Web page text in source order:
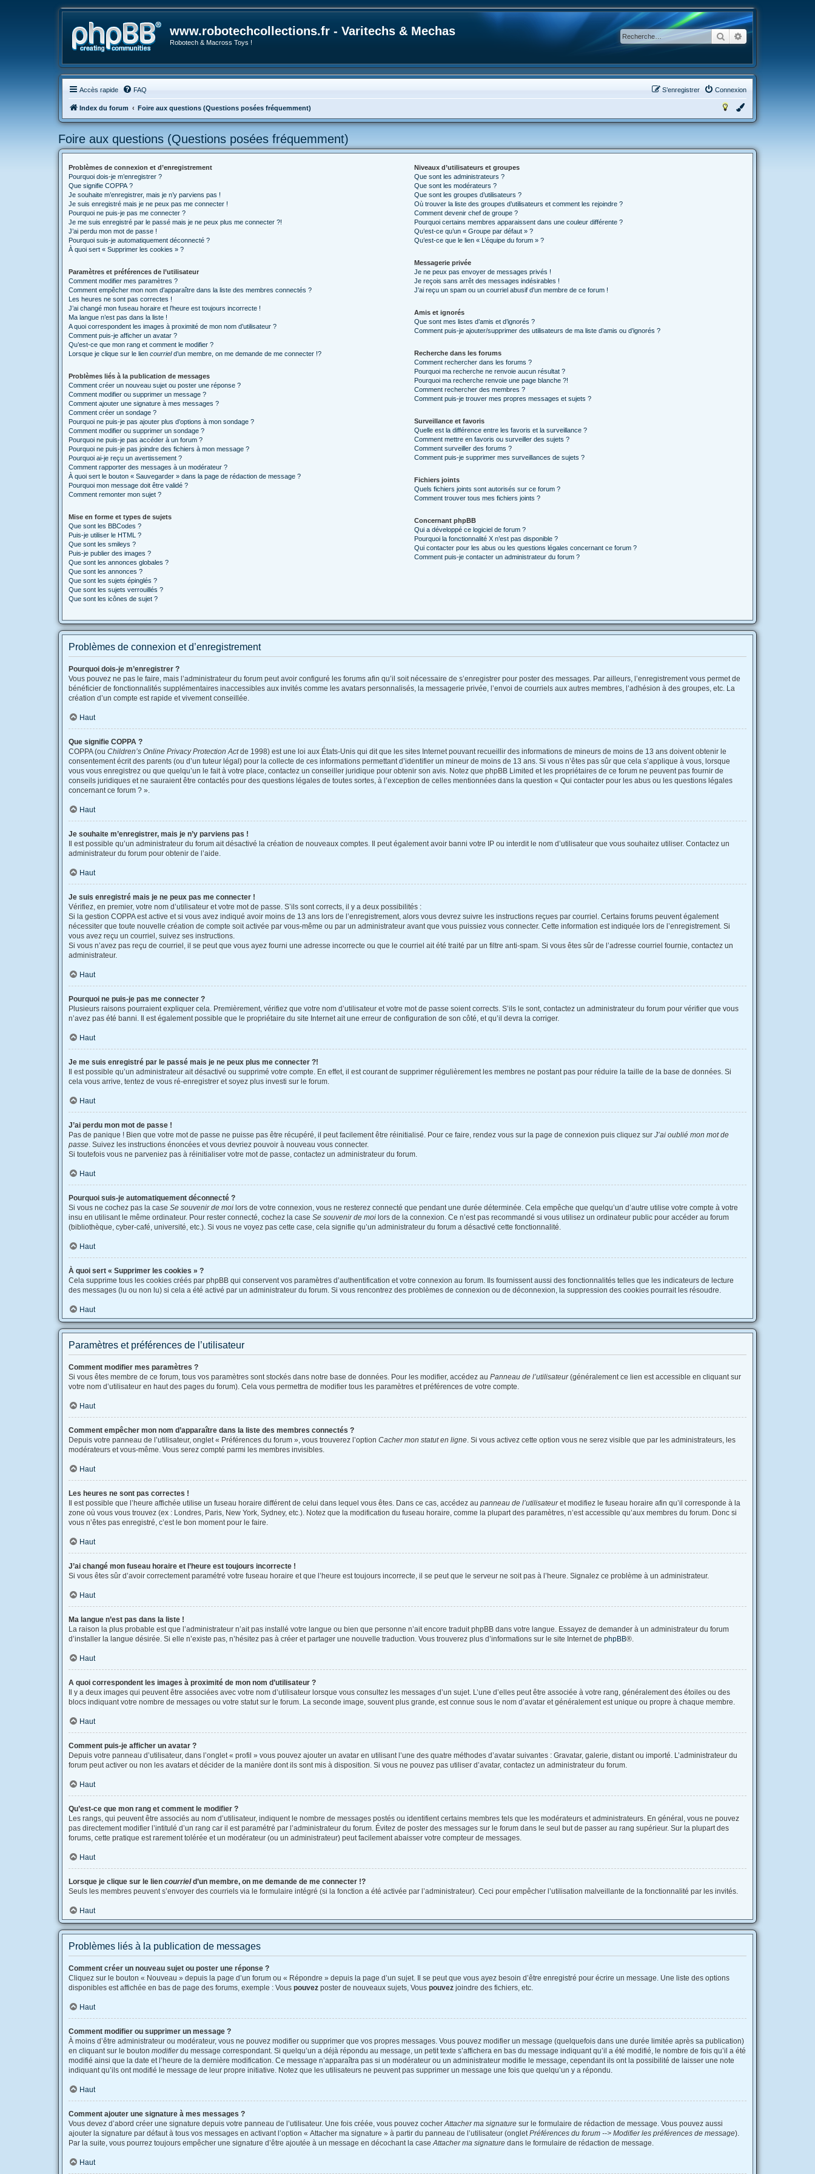
www.robotechcollections.fr - Varitechs & Mechas
Robotech & Macross Toys !
RechercherRecherche avancée
Accès rapide FAQ Connexion
S’enregistrer
Index du forum Foire aux questions (Questions posées fréquemment)
Foire aux questions (Questions posées fréquemment)
Problèmes de connexion et d’enregistrement
Pourquoi dois-je m’enregistrer ?
Que signifie COPPA ?
Je souhaite m’enregistrer, mais je n’y parviens pas !
Je suis enregistré mais je ne peux pas me connecter !
Pourquoi ne puis-je pas me connecter ?
Je me suis enregistré par le passé mais je ne peux plus me connecter ?!
J’ai perdu mon mot de passe !
Pourquoi suis-je automatiquement déconnecté ?
À quoi sert « Supprimer les cookies » ?
Paramètres et préférences de l’utilisateur
Comment modifier mes paramètres ?
Comment empêcher mon nom d’apparaître dans la liste des membres connectés ?
Les heures ne sont pas correctes !
J’ai changé mon fuseau horaire et l’heure est toujours incorrecte !
Ma langue n’est pas dans la liste !
A quoi correspondent les images à proximité de mon nom d’utilisateur ?
Comment puis-je afficher un avatar ?
Qu’est-ce que mon rang et comment le modifier ?
Lorsque je clique sur le lien courrield’un membre, on me demande de me connecter !?
Problèmes liés à la publication de messages
Comment créer un nouveau sujet ou poster une réponse ?
Comment modifier ou supprimer un message ?
Comment ajouter une signature à mes messages ?
Comment créer un sondage ?
Pourquoi ne puis-je pas ajouter plus d’options à mon sondage ?
Comment modifier ou supprimer un sondage ?
Pourquoi ne puis-je pas accéder à un forum ?
Pourquoi ne puis-je pas joindre des fichiers à mon message ?
Pourquoi ai-je reçu un avertissement ?
Comment rapporter des messages à un modérateur ?
À quoi sert le bouton « Sauvegarder » dans la page de rédaction de message ?
Pourquoi mon message doit être validé ?
Comment remonter mon sujet ?
Mise en forme et types de sujets
Que sont les BBCodes ?
Puis-je utiliser le HTML ?
Que sont les smileys ?
Puis-je publier des images ?
Que sont les annonces globales ?
Que sont les annonces ?
Que sont les sujets épinglés ?
Que sont les sujets verrouillés ?
Que sont les icônes de sujet ?
Niveaux d’utilisateurs et groupes
Que sont les administrateurs ?
Que sont les modérateurs ?
Que sont les groupes d’utilisateurs ?
Où trouver la liste des groupes d’utilisateurs et comment les rejoindre ?
Comment devenir chef de groupe ?
Pourquoi certains membres apparaissent dans une couleur différente ?
Qu’est-ce qu’un « Groupe par défaut » ?
Qu’est-ce que le lien « L’équipe du forum » ?
Messagerie privée
Je ne peux pas envoyer de messages privés !
Je reçois sans arrêt des messages indésirables !
J’ai reçu un spam ou un courriel abusif d’un membre de ce forum !
Amis et ignorés
Que sont mes listes d’amis et d’ignorés ?
Comment puis-je ajouter/supprimer des utilisateurs de ma liste d’amis ou d’ignorés ?
Recherche dans les forums
Comment rechercher dans les forums ?
Pourquoi ma recherche ne renvoie aucun résultat ?
Pourquoi ma recherche renvoie une page blanche ?!
Comment rechercher des membres ?
Comment puis-je trouver mes propres messages et sujets ?
Surveillance et favoris
Quelle est la différence entre les favoris et la surveillance ?
Comment mettre en favoris ou surveiller des sujets ?
Comment surveiller des forums ?
Comment puis-je supprimer mes surveillances de sujets ?
Fichiers joints
Quels fichiers joints sont autorisés sur ce forum ?
Comment trouver tous mes fichiers joints ?
Concernant phpBB
Qui a développé ce logiciel de forum ?
Pourquoi la fonctionnalité X n’est pas disponible ?
Qui contacter pour les abus ou les questions légales concernant ce forum ?
Comment puis-je contacter un administrateur du forum ?
Problèmes de connexion et d’enregistrement
Pourquoi dois-je m’enregistrer ?
Vous pouvez ne pas le faire, mais l’administrateur du forum peut avoir configuré les forums afin qu’il soit nécessaire de s’enregistrer pour poster des messages. Par ailleurs, l’enregistrement vous permet de
bénéficier de fonctionnalités supplémentaires inaccessibles aux invités comme les avatars personnalisés, la messagerie privée, l’envoi de courriels aux autres membres, l’adhésion à des groupes, etc. La
création d’un compte est rapide et vivement conseillée.
Haut
Que signifie COPPA ?
COPPA (ou Children’s Online Privacy Protection Actde 1998) est une loi aux États-Unis qui dit que les sites Internet pouvant recueillir des informations de mineurs de moins de 13 ans doivent obtenir le
consentement écrit des parents (ou d’un tuteur légal) pour la collecte de ces informations permettant d’identifier un mineur de moins de 13 ans. Si vous n’êtes pas sûr que cela s’applique à vous, lorsque
vous vous enregistrez ou que quelqu’un le fait à votre place, contactez un conseiller juridique pour obtenir son avis. Notez que phpBB Limited et les propriétaires de ce forum ne peuvent pas fournir de
conseils juridiques et ne sauraient être contactés pour des questions légales de toutes sortes, à l’exception de celles mentionnées dans la question « Qui contacter pour les abus ou les questions légales
concernant ce forum ? ».
Haut
Je souhaite m’enregistrer, mais je n’y parviens pas !
Il est possible qu’un administrateur du forum ait désactivé la création de nouveaux comptes. Il peut également avoir banni votre IP ou interdit le nom d’utilisateur que vous souhaitez utiliser. Contactez un
administrateur du forum pour obtenir de l’aide.
Haut
Je suis enregistré mais je ne peux pas me connecter !
Vérifiez, en premier, votre nom d’utilisateur et votre mot de passe. S’ils sont corrects, il y a deux possibilités :
Si la gestion COPPA est active et si vous avez indiqué avoir moins de 13 ans lors de l’enregistrement, alors vous devrez suivre les instructions reçues par courriel. Certains forums peuvent également
nécessiter que toute nouvelle création de compte soit activée par vous-même ou par un administrateur avant que vous puissiez vous connecter. Cette information est indiquée lors de l’enregistrement. Si
vous avez reçu un courriel, suivez ses instructions.
Si vous n’avez pas reçu de courriel, il se peut que vous ayez fourni une adresse incorrecte ou que le courriel ait été traité par un filtre anti-spam. Si vous êtes sûr de l’adresse courriel fournie, contactez un
administrateur.
Haut
Pourquoi ne puis-je pas me connecter ?
Plusieurs raisons pourraient expliquer cela. Premièrement, vérifiez que votre nom d’utilisateur et votre mot de passe soient corrects. S’ils le sont, contactez un administrateur du forum pour vérifier que vous
n’avez pas été banni. Il est également possible que le propriétaire du site Internet ait une erreur de configuration de son côté, et qu’il devra la corriger.
Haut
Je me suis enregistré par le passé mais je ne peux plus me connecter ?!
Il est possible qu’un administrateur ait désactivé ou supprimé votre compte. En effet, il est courant de supprimer régulièrement les membres ne postant pas pour réduire la taille de la base de données. Si
cela vous arrive, tentez de vous ré-enregistrer et soyez plus investi sur le forum.
Haut
J’ai perdu mon mot de passe !
Pas de panique ! Bien que votre mot de passe ne puisse pas être récupéré, il peut facilement être réinitialisé. Pour ce faire, rendez vous sur la page de connexion puis cliquez sur J’ai oublié mon mot de
passe. Suivez les instructions énoncées et vous devriez pouvoir à nouveau vous connecter.
Si toutefois vous ne parveniez pas à réinitialiser votre mot de passe, contactez un administrateur du forum.
Haut
Pourquoi suis-je automatiquement déconnecté ?
Si vous ne cochez pas la case Se souvenir de moi lors de votre connexion, vous ne resterez connecté que pendant une durée déterminée. Cela empêche que quelqu’un d’autre utilise votre compte à votre
insu en utilisant le même ordinateur. Pour rester connecté, cochez la case Se souvenir de moi lors de la connexion. Ce n’est pas recommandé si vous utilisez un ordinateur public pour accéder au forum
(bibliothèque, cyber-café, université, etc.). Si vous ne voyez pas cette case, cela signifie qu’un administrateur du forum a désactivé cette fonctionnalité.
Haut
À quoi sert « Supprimer les cookies » ?
Cela supprime tous les cookies créés par phpBB qui conservent vos paramètres d’authentification et votre connexion au forum. Ils fournissent aussi des fonctionnalités telles que les indicateurs de lecture
des messages (lu ou non lu) si cela a été activé par un administrateur du forum. Si vous rencontrez des problèmes de connexion ou de déconnexion, la suppression des cookies pourrait les résoudre.
Haut
Paramètres et préférences de l’utilisateur
Comment modifier mes paramètres ?
Si vous êtes membre de ce forum, tous vos paramètres sont stockés dans notre base de données. Pour les modifier, accédez au Panneau de l’utilisateur(généralement ce lien est accessible en cliquant sur
votre nom d’utilisateur en haut des pages du forum). Cela vous permettra de modifier tous les paramètres et préférences de votre compte.
Haut
Comment empêcher mon nom d’apparaître dans la liste des membres connectés ?
Depuis votre panneau de l’utilisateur, onglet « Préférences du forum », vous trouverez l’option Cacher mon statut en ligne. Si vous activez cette option vous ne serez visible que par les administrateurs, les
modérateurs et vous-même. Vous serez compté parmi les membres invisibles.
Haut
Les heures ne sont pas correctes !
Il est possible que l’heure affichée utilise un fuseau horaire différent de celui dans lequel vous êtes. Dans ce cas, accédez au panneau de l’utilisateuret modifiez le fuseau horaire afin qu’il corresponde à la
zone où vous vous trouvez (ex : Londres, Paris, New York, Sydney, etc.). Notez que la modification du fuseau horaire, comme la plupart des paramètres, n’est accessible qu’aux membres du forum. Donc si
vous n’êtes pas enregistré, c’est le bon moment pour le faire.
Haut
J’ai changé mon fuseau horaire et l’heure est toujours incorrecte !
Si vous êtes sûr d’avoir correctement paramétré votre fuseau horaire et que l’heure est toujours incorrecte, il se peut que le serveur ne soit pas à l’heure. Signalez ce problème à un administrateur.
Haut
Ma langue n’est pas dans la liste !
La raison la plus probable est que l’administrateur n’ait pas installé votre langue ou bien que personne n’ait encore traduit phpBB dans votre langue. Essayez de demander à un administrateur du forum
d’installer la langue désirée. Si elle n’existe pas, n’hésitez pas à créer et partager une nouvelle traduction. Vous trouverez plus d’informations sur le site Internet de phpBB®.
Haut
A quoi correspondent les images à proximité de mon nom d’utilisateur ?
Il y a deux images qui peuvent être associées avec votre nom d’utilisateur lorsque vous consultez les messages d’un sujet. L’une d’elles peut être associée à votre rang, généralement des étoiles ou des
blocs indiquant votre nombre de messages ou votre statut sur le forum. La seconde image, souvent plus grande, est connue sous le nom d’avatar et généralement est unique ou propre à chaque membre.
Haut
Comment puis-je afficher un avatar ?
Depuis votre panneau d’utilisateur, dans l’onglet « profil » vous pouvez ajouter un avatar en utilisant l’une des quatre méthodes d’avatar suivantes : Gravatar, galerie, distant ou importé. L’administrateur du
forum peut activer ou non les avatars et décider de la manière dont ils sont mis à disposition. Si vous ne pouvez pas utiliser d’avatar, contactez un administrateur du forum.
Haut
Qu’est-ce que mon rang et comment le modifier ?
Les rangs, qui peuvent être associés au nom d’utilisateur, indiquent le nombre de messages postés ou identifient certains membres tels que les modérateurs et administrateurs. En général, vous ne pouvez
pas directement modifier l’intitulé d’un rang car il est paramétré par l’administrateur du forum. Évitez de poster des messages sur le forum dans le seul but de passer au rang supérieur. Sur la plupart des
forums, cette pratique est rarement tolérée et un modérateur (ou un administrateur) peut facilement abaisser votre compteur de messages.
Haut
Lorsque je clique sur le lien courrield’un membre, on me demande de me connecter !?
Seuls les membres peuvent s’envoyer des courriels via le formulaire intégré (si la fonction a été activée par l’administrateur). Ceci pour empêcher l’utilisation malveillante de la fonctionnalité par les invités.
Haut
Problèmes liés à la publication de messages
Comment créer un nouveau sujet ou poster une réponse ?
Cliquez sur le bouton « Nouveau » depuis la page d’un forum ou « Répondre » depuis la page d’un sujet. Il se peut que vous ayez besoin d’être enregistré pour écrire un message. Une liste des options
disponibles est affichée en bas de page des forums, exemple : Vous pouvez poster de nouveaux sujets, Vous pouvez joindre des fichiers, etc.
Haut
Comment modifier ou supprimer un message ?
À moins d’être administrateur ou modérateur, vous ne pouvez modifier ou supprimer que vos propres messages. Vous pouvez modifier un message (quelquefois dans une durée limitée après sa publication)
en cliquant sur le bouton modifierdu message correspondant. Si quelqu’un a déjà répondu au message, un petit texte s’affichera en bas du message indiquant qu’il a été modifié, le nombre de fois qu’il a été
modifié ainsi que la date et l’heure de la dernière modification. Ce message n’apparaîtra pas si un modérateur ou un administrateur modifie le message, cependant ils ont la possibilité de laisser une note
indiquant qu’ils ont modifié le message de leur propre initiative. Notez que les utilisateurs ne peuvent pas supprimer un message une fois que quelqu’un y a répondu.
Haut
Comment ajouter une signature à mes messages ?
Vous devez d’abord créer une signature depuis votre panneau de l’utilisateur. Une fois créée, vous pouvez cocherAttacher ma signature sur le formulaire de rédaction de message. Vous pouvez aussi
ajouter la signature par défaut à tous vos messages en activant l’option « Attacher ma signature » à partir du panneau de l’utilisateur (ongletPréférences du forum --> Modifier les préférences de message).
Par la suite, vous pourrez toujours empêcher une signature d’être ajoutée à un message en décochant la caseAttacher ma signature dans le formulaire de rédaction de message.
Haut